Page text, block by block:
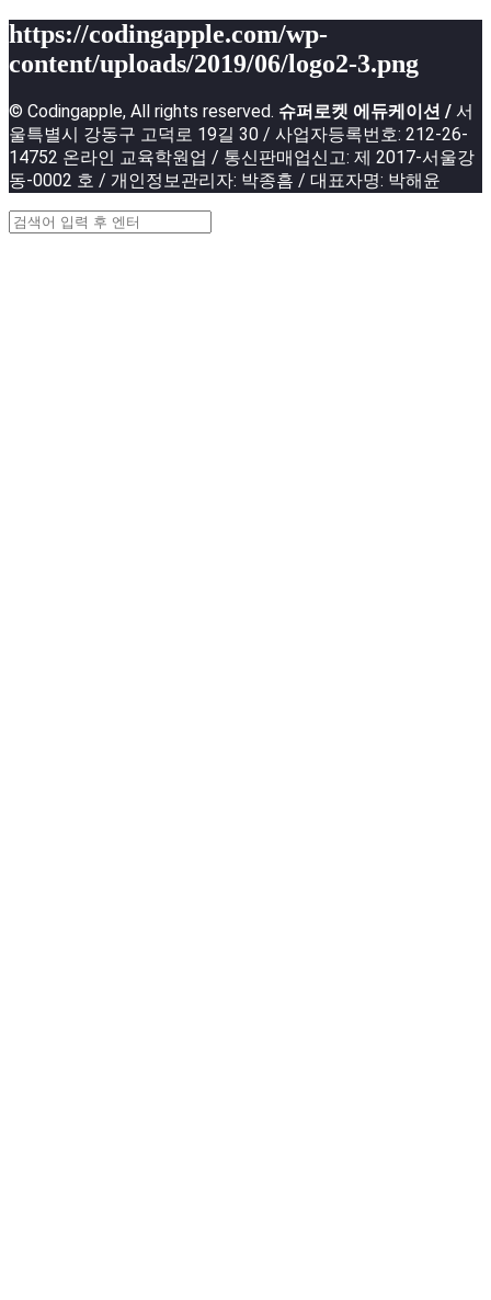
https://codingapple.com/wp-
content/uploads/2019/06/logo2-3.png
© Codingapple, All rights reserved. 슈퍼로켓 에듀케이션 / 서
울특별시 강동구 고덕로 19길 30 / 사업자등록번호: 212-26-
14752 온라인 교육학원업 / 통신판매업신고: 제 2017-서울강
동-0002 호 / 개인정보관리자: 박종흠 / 대표자명: 박해윤